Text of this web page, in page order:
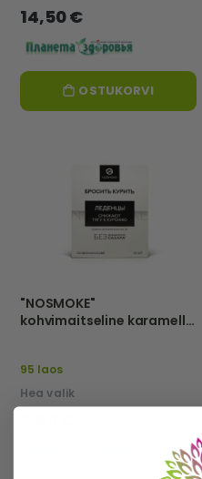
14,50 €
OSTUKORVI
"NOSMOKE"
kohvimaitseline karamell
95 laos
Hea valik